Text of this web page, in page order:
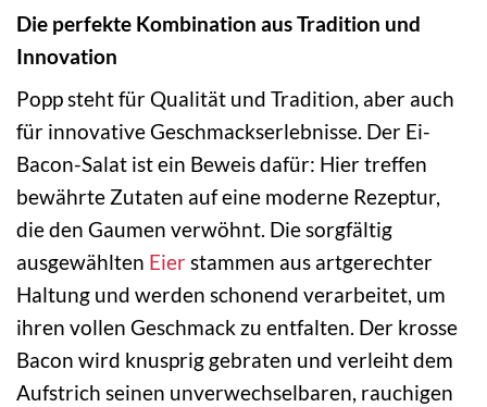
Die perfekte Kombination aus Tradition und
Innovation
Popp steht für Qualität und Tradition, aber auch
für innovative Geschmackserlebnisse. Der Ei-
Bacon-Salat ist ein Beweis dafür: Hier treffen
bewährte Zutaten auf eine moderne Rezeptur,
die den Gaumen verwöhnt. Die sorgfältig
ausgewählten Eierstammen aus artgerechter
Haltung und werden schonend verarbeitet, um
ihren vollen Geschmack zu entfalten. Der krosse
Bacon wird knusprig gebraten und verleiht dem
Aufstrich seinen unverwechselbaren, rauchigen